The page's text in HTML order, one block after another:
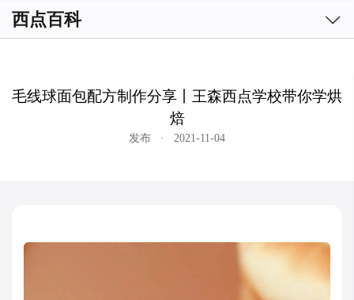
西点百科 
毛线球面包配方制作分享丨王森西点学校带你学烘
焙
发布 · 2021-11-04